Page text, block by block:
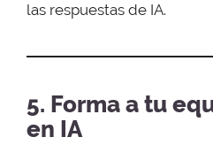
las respuestas de IA.
5. Forma a tu
en IA